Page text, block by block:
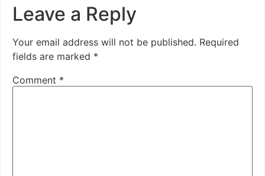
Leave a Reply
Your email address will not be published. Required
fields are marked *
Comment *